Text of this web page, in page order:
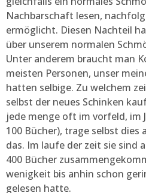
Nachbarschaft lesen,
ermöglicht. Diesen Nachteil
über unserem normalen
Unter anderem braucht man
meisten Personen, unser
hatten selbige. Zu welchem
selbst der neues Schinken
jede menge oft im vorfeld, im
100 Bücher), trage selbst dies
das. Im laufe der zeit sie sind
400 Bücher
wenigkeit bis anhin schon
gelesen hatte.